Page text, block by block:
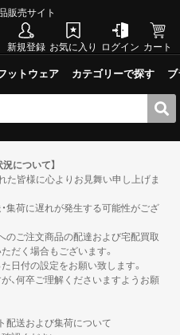
販売サイト
新規登録 お気に入り ログイン カート
ットウェア カテゴリーで探す
について】
皆様に心よりお見舞い申し上げま
集荷に遅れが発生する可能性がござ
のご注文商品の配達および宅配買取
だく場合もございます。
日付の設定をお願い致します。
、何卒ご理解くださいますようお願
配送および集荷について